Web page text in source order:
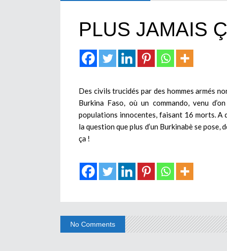
PLUS JAMAIS
Des civils trucidés par des hommes armés
Burkina Faso, où un commando, venu
populations innocentes, faisant 16 morts. A
la question que plus d’un Burkinabè se
ça !
No Comments